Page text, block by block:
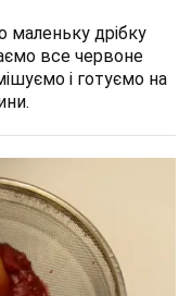
маленьку дрібку
все червоне
і готуємо на